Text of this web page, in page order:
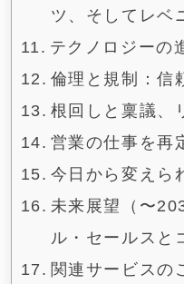
ツ、そしてレベ
テクノロジーの
倫理と規制：信
根回しと稟議、
営業の仕事を再
今日から変えら
未来展望（〜
ル・セールスと
関連サービスの